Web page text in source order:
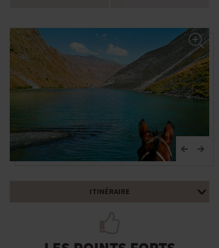
ITINÉRAIRE